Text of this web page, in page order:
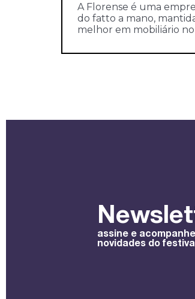
A Florense é uma
do fatto a mano,
melhor em mobiliário
assine e
novidades do